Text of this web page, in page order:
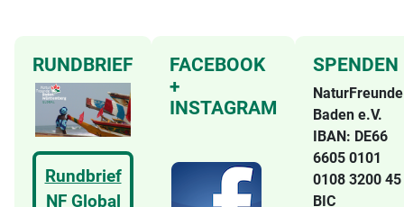
RUNDBRIEF
Rundbrief
NF Global
FACEBOOK
+
INSTAGRAM
SPENDEN
NaturFreunde
Baden e.V.
IBAN: DE66
6605 0101
0108 3200 45
BIC